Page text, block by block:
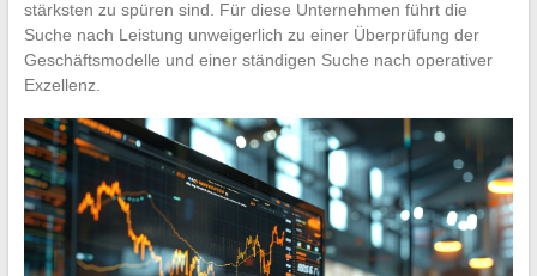
stärksten zu spüren sind. Für diese Unternehmen führt die
Suche nach Leistung unweigerlich zu einer Überprüfung der
Geschäftsmodelle und einer ständigen Suche nach operativer
Exzellenz.